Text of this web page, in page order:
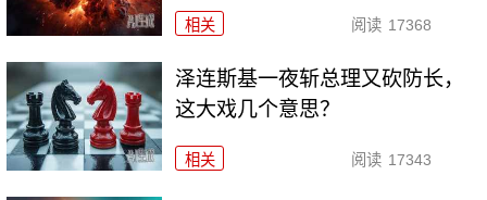
相关 阅读 17368
泽连斯基一夜斩总理又砍防长，
这大戏几个意思？
相关 阅读 17343